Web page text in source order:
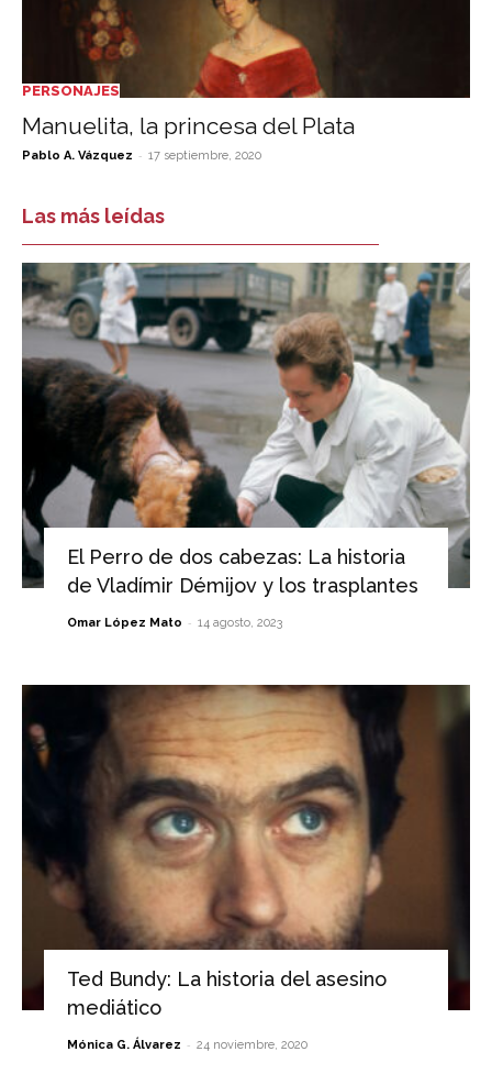
PERSONAJES
Manuelita, la princesa del Plata
Pablo A. Vázquez - 17 septiembre, 2020
Las más leídas
El Perro de dos cabezas: La historia
de Vladímir Démijov y los trasplantes
Omar López Mato - 14 agosto, 2023
Ted Bundy: La historia del asesino
mediático
Mónica G. Álvarez - 24 noviembre, 2020